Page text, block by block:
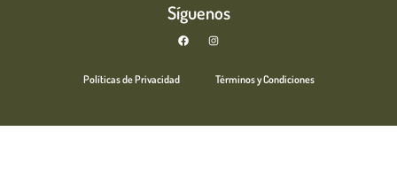
Síguenos
Políticas de Privacidad Términos y Condiciones